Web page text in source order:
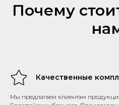
Почему
Качественные
Мы предлагаем клиентам